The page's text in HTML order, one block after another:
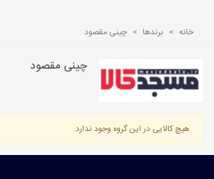
خانه > برندها > چینی مقصود
چینی مقصود
هیچ کالایی در این گروه وجود ندارد.